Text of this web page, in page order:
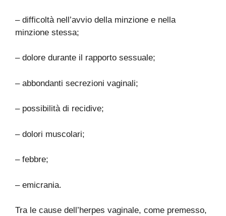
– difficoltà nell’avvio della minzione e nella
minzione stessa;
– dolore durante il rapporto sessuale;
– abbondanti secrezioni vaginali;
– possibilità di recidive;
– dolori muscolari;
– febbre;
– emicrania.
Tra le cause dell’herpes vaginale, come premesso,